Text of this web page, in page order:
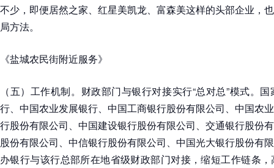
不少，即便居然之家、红星美凯龙、富森美这样的头部企业，
局方法。
《盐城农民街附近服务》
（五）工作机制。财政部门与银行对接实行“总对总”模式。
行、中国农业发展银行、中国工商银行股份有限公司、中国农
行股份有限公司、中国建设银行股份有限公司、交通银行股份
股份有限公司、中信银行股份有限公司、中国光大银行股份有
办银行与该行总部所在地省级财政部门对接，缩短工作链条